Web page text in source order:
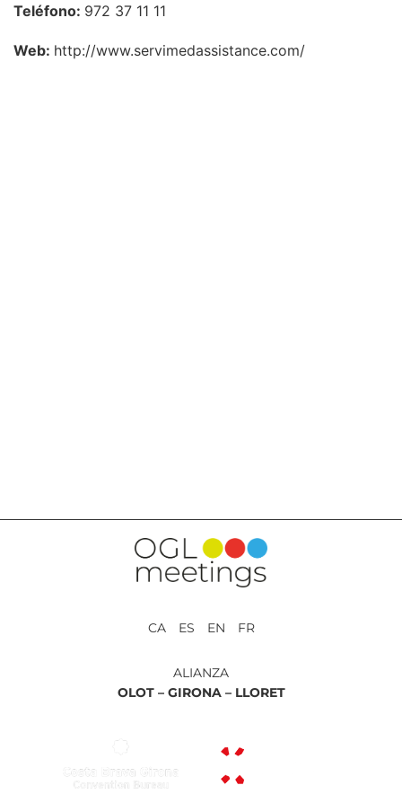
Teléfono: 972 37 11 11
Web: http://www.servimedassistance.com/
CA ES EN FR
ALIANZA
OLOT – GIRONA – LLORET